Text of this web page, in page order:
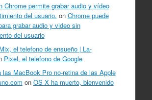
Chrome permite grabar audio y vídeo
del usuario. on Chrome puede
grabar audio y video sin
del usuario
el telefono de ensueño | La-
Pixel, el telefono de Google
las MacBook Pro no-retina de las Apple
on OS X ha muerto, bienvenido